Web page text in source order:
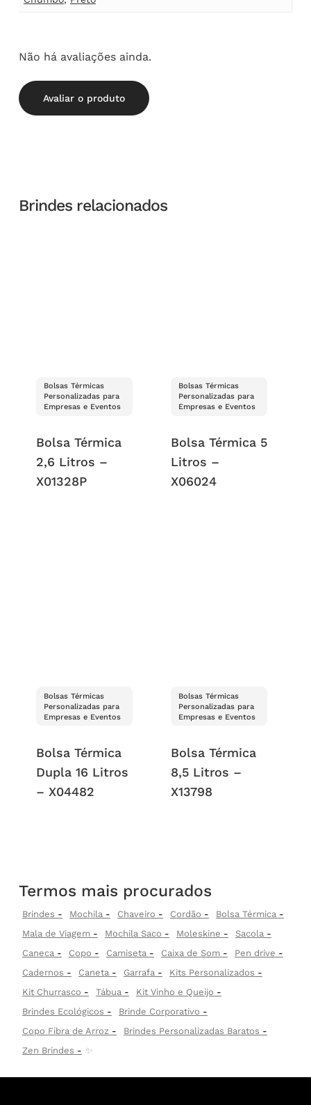
Não há avaliações ainda.
Avaliar o produto
Brindes relacionados
Bolsas Térmicas
Personalizadas para
Empresas e Eventos
Bolsa Térmica
2,6 Litros –
X01328P
Bolsas Térmicas
Personalizadas para
Empresas e Eventos
Bolsa Térmica 5
Litros –
X06024
Bolsas Térmicas
Personalizadas para
Empresas e Eventos
Bolsa Térmica
Dupla 16 Litros
– X04482
Bolsas Térmicas
Personalizadas para
Empresas e Eventos
Bolsa Térmica
8,5 Litros –
X13798
Termos mais procurados
Brindes Mochila Chaveiro Cordão
Bolsa Térmica
Mala de Viagem
Mochila Saco Moleskine
Sacola
Caneca
Copo Camiseta Caixa de Som
Pen drive
Cadernos
Caneta Garrafa
Kits Personalizados
Kit Churrasco
Tábua
Kit Vinho e Queijo
Brindes Ecológicos
Brinde Corporativo
Copo Fibra de Arroz
Brindes Personalizadas Baratos
Zen Brindes
✨